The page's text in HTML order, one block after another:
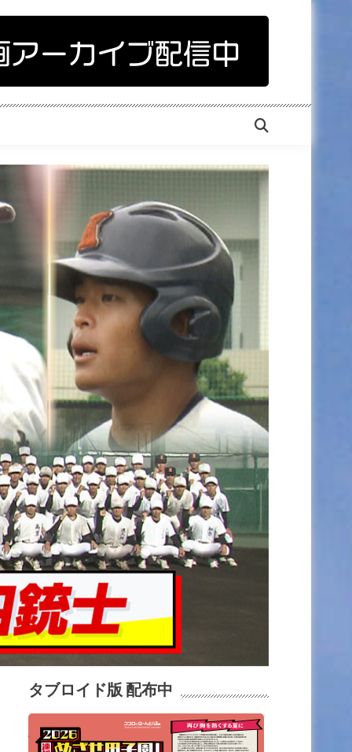
タブロイド版 配布中